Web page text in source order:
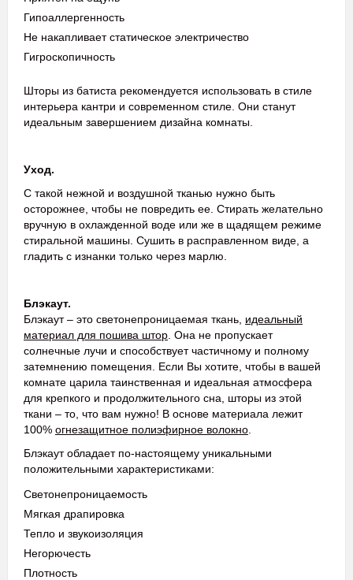
Гипоаллергенность
Не накапливает статическое электричество
Гигроскопичность
Шторы из батиста рекомендуется использовать в стиле
интерьера кантри и современном стиле. Они станут
идеальным завершением дизайна комнаты.
Уход.
С такой нежной и воздушной тканью нужно быть
осторожнее, чтобы не повредить ее. Стирать желательно
вручную в охлажденной воде или же в щадящем режиме
стиральной машины. Сушить в расправленном виде, а
гладить с изнанки только через марлю.
Блэкаут.
Блэкаут – это светонепроницаемая ткань, идеальный
материал для пошива штор . Она не пропускает
солнечные лучи и способствует частичному и полному
затемнению помещения. Если Вы хотите, чтобы в вашей
комнате царила таинственная и идеальная атмосфера
для крепкого и продолжительного сна, шторы из этой
ткани – то, что вам нужно! В основе материала лежит
100% огнезащитное полиэфирное волокно
Блэкаут обладает по-настоящему уникальными
положительными характеристиками:
Светонепроницаемость
Мягкая драпировка
Тепло и звукоизоляция
Негорючесть
Плотность